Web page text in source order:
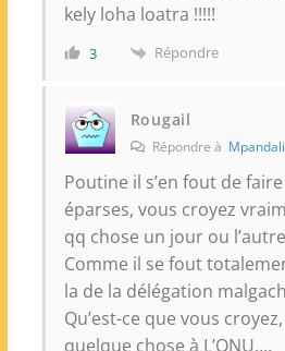
kely loha loatra !!!!!
3 Répondre
Rougail
Répondre à
Poutine il s’en fout de
éparses, vous croyez
qq chose un jour ou
Comme il se fout
la de la délégation
Qu’est-ce que vous
quelque chose à L’ONU….